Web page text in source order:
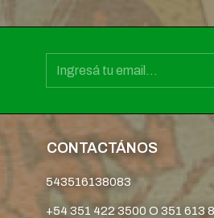
CONTACTÁNOS
543516138083
+54 351 422 3500 O 351 613